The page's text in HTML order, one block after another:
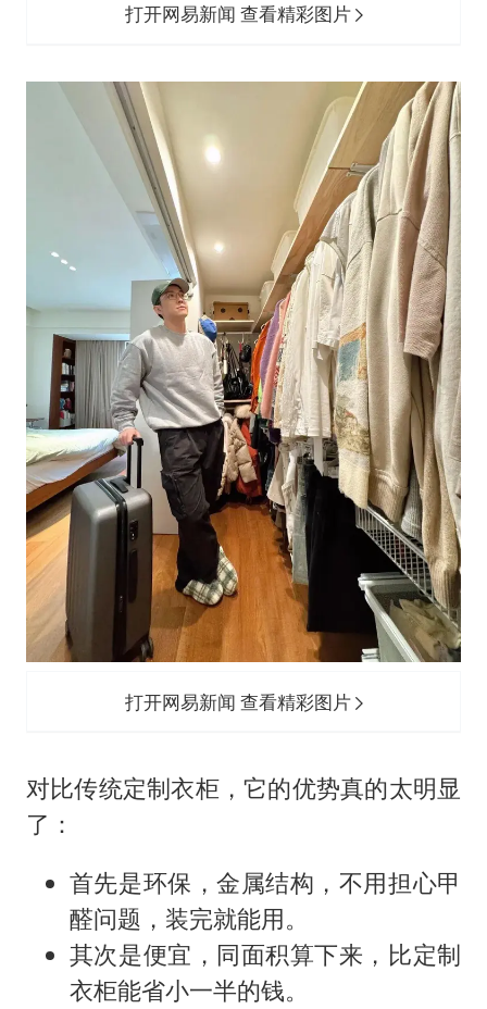
打开网易新闻 查看精彩图片
打开网易新闻 查看精彩图片
对比传统定制衣柜，它的优势真的太明显
了：
首先是环保，金属结构，不用担心甲
醛问题，装完就能用。
其次是便宜，同面积算下来，比定制
衣柜能省小一半的钱。